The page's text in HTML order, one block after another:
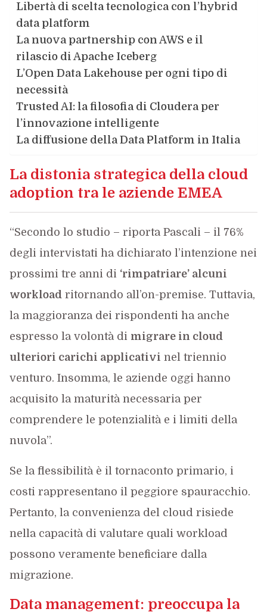
Libertà di scelta tecnologica con l’hybrid
data platform
La nuova partnership con AWS e il
rilascio di Apache Iceberg
L’Open Data Lakehouse per ogni tipo di
necessità
Trusted AI: la filosofia di Cloudera per
l’innovazione intelligente
La diffusione della Data Platform in Italia
La distonia strategica della cloud
adoption tra le aziende EMEA
“Secondo lo studio – riporta Pascali – il 76%
degli intervistati ha dichiarato l’intenzione nei
prossimi tre anni di ‘rimpatriare’ alcuni
workloadritornando all’on-premise. Tuttavia,
la maggioranza dei rispondenti ha anche
espresso la volontà di migrare in cloud
ulteriori carichi applicativi nel triennio
venturo. Insomma, le aziende oggi hanno
acquisito la maturità necessaria per
comprendere le potenzialità e i limiti della
nuvola”.
Se la flessibilità è il tornaconto primario, i
costi rappresentano il peggiore spauracchio.
Pertanto, la convenienza del cloud risiede
nella capacità di valutare quali workload
possono veramente beneficiare dalla
migrazione.
Data management: preoccupa la